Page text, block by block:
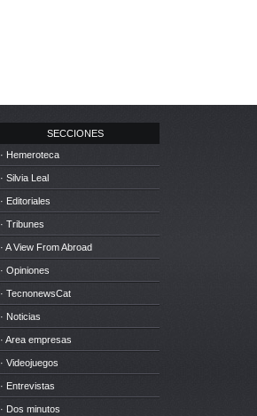
SECCIONES
· Hemeroteca
· Silvia Leal
· Editoriales
· Tribunes
· A View From Abroad
· Opiniones
· TecnonewsCat
· Noticias
· Area empresas
· Videojuegos
· Entrevistas
· Dos minutos